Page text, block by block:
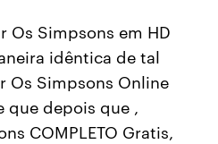
Os Simpsons em HD
idêntica de tal
Os Simpsons Online
que depois que ,
COMPLETO Gratis,